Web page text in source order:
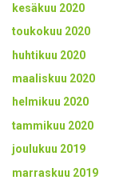
kesäkuu 2020
toukokuu 2020
huhtikuu 2020
maaliskuu 2020
helmikuu 2020
tammikuu 2020
joulukuu 2019
marraskuu 2019